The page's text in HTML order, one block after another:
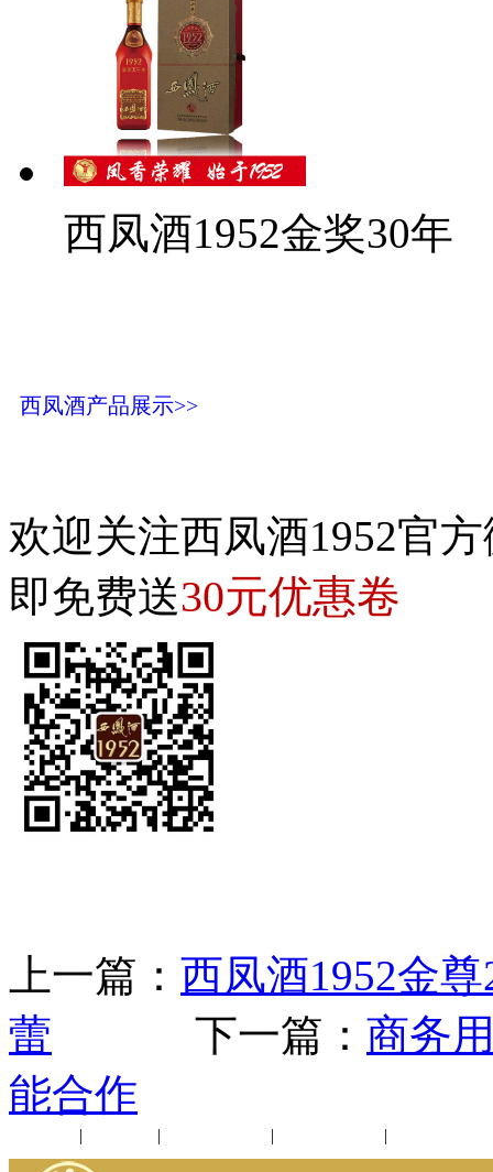
西凤酒1952金奖30年
西凤酒产品展示>>
欢迎关注西凤酒1952官
即免费送30元优惠卷
上一篇： 西凤酒1952金
蕾 下一篇： 商务
能合作
| | | |